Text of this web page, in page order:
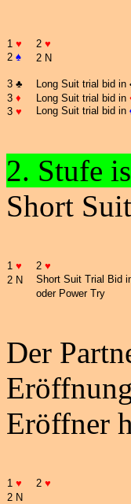
1 ♥ 2 ♥
2 ♠ 2 N
3 ♣ Long Suit trial bid in
3 ♦ Long Suit trial bid in
3 ♥ Long Suit trial bid in
2. Stufe
Short Suit
1 ♥ 2 ♥
2 N
Short Suit Trial Bid
oder Power Try
Der
Eröffner
1 ♥ 2 ♥
2 N